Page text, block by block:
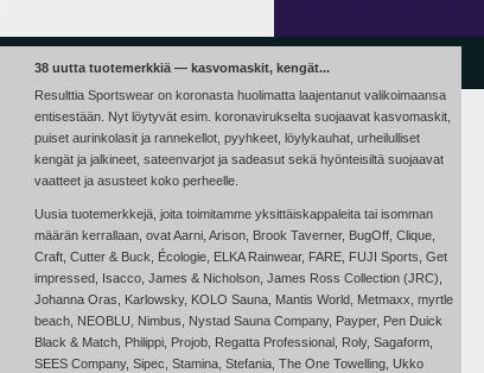
38 uutta tuotemerkkiä — kasvomaskit, kengät...
Resulttia Sportswear on koronasta huolimatta laajentanut valikoimaansa
entisestään. Nyt löytyvät esim. koronavirukselta suojaavat kasvomaskit,
puiset aurinkolasit ja rannekellot, pyyhkeet, löylykauhat, urheilulliset
kengät ja jalkineet, sateenvarjot ja sadeasut sekä hyönteisiltä suojaavat
vaatteet ja asusteet koko perheelle.
Uusia tuotemerkkejä, joita toimitamme yksittäiskappaleita tai isomman
määrän kerrallaan, ovat Aarni, Arison, Brook Taverner, BugOff, Clique,
Craft, Cutter & Buck, Écologie, ELKA Rainwear, FARE, FUJI Sports, Get
impressed, Isacco, James & Nicholson, James Ross Collection (JRC),
Johanna Oras, Karlowsky, KOLO Sauna, Mantis World, Metmaxx, myrtle
beach, NEOBLU, Nimbus, Nystad Sauna Company, Payper, Pen Duick
Black & Match, Philippi, Projob, Regatta Professional, Roly, Sagaform,
SEES Company, Sipec, Stamina, Stefania, The One Towelling, Ukko